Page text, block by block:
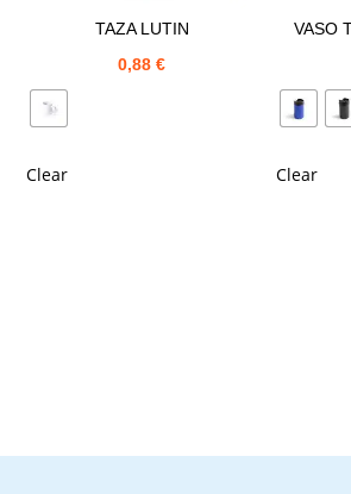
TAZA LUTIN
0,88€
Clear
VASO
Clear